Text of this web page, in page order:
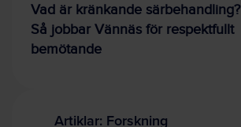
Vad är kränkande särbehandling?
Så jobbar Vännäs för respektfullt
bemötande
Artiklar: Forskning